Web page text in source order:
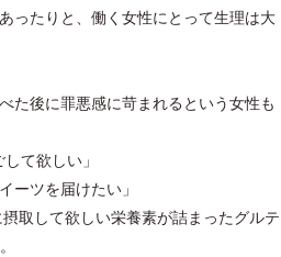
ったりと、働く女性にとって生理は大
た後に罪悪感に苛まれるという女性も
て欲しい」
ーツを届けたい」
取して欲しい栄養素が詰まったグルテ